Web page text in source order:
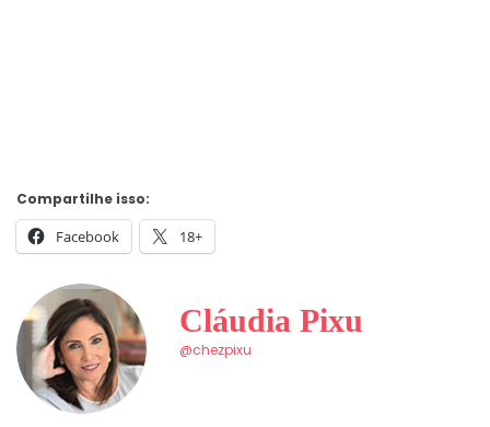
Compartilhe isso:
Facebook 18+
Cláudia Pixu
@chezpixu